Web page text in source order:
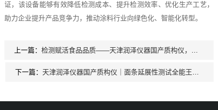
证，该设备能够有效降低检测成本、提升检测效率、优化生产工艺，
助力企业提升产品竞争力，推动涂料行业向绿色化、智能化转型。
上一篇： 检测赋活食品品质——天津润泽仪器国产质构仪，解锁食品多汁性的数据密码
下一篇： 天津润泽仪器国产质构仪｜面条延展性测试全能王，中式面专用设计，更懂中国面食